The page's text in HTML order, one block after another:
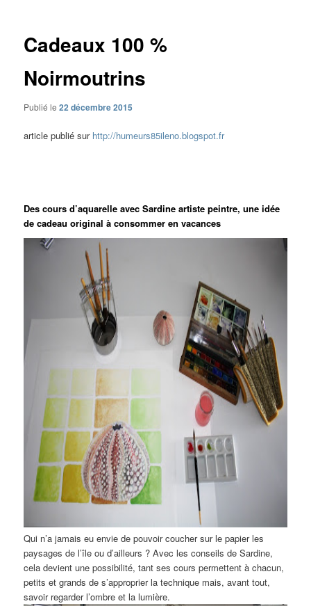
Cadeaux 100 %
Noirmoutrins
Publié le22 décembre 2015
article publié sur http://humeurs85ileno.blogspot.fr
Des cours d’aquarelle avec Sardine artiste peintre, une idée
de cadeau original à consommer en vacances
Qui n’a jamais eu envie de pouvoir coucher sur le papier les
paysages de l’île ou d’ailleurs ? Avec les conseils de Sardine,
cela devient une possibilité, tant ses cours permettent à chacun,
petits et grands de s’approprier la technique mais, avant tout,
savoir regarder l’ombre et la lumière.